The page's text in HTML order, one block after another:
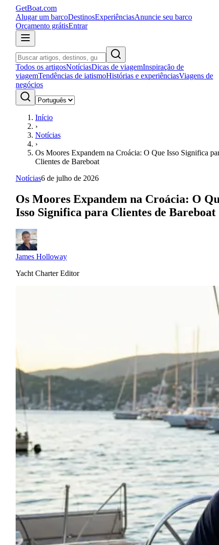
GetBoat.com
Alugar um barcoDestinosExperiênciasAnuncie seu barco
Orçamento grátisEntrar
Todos os artigosNotíciasDicas de viagemInspiração de
viagemTendências de iatismoHistórias e experiênciasViagens de
negócios
Início
›
Notícias
›
Os Moores Expandem na Croácia: O Que Isso Significa
Clientes de Bareboat
Notícias6 de julho de 2026
Os Moores Expandem na Croácia: O
Isso Significa para Clientes de Bareboat
James Holloway
Yacht Charter Editor